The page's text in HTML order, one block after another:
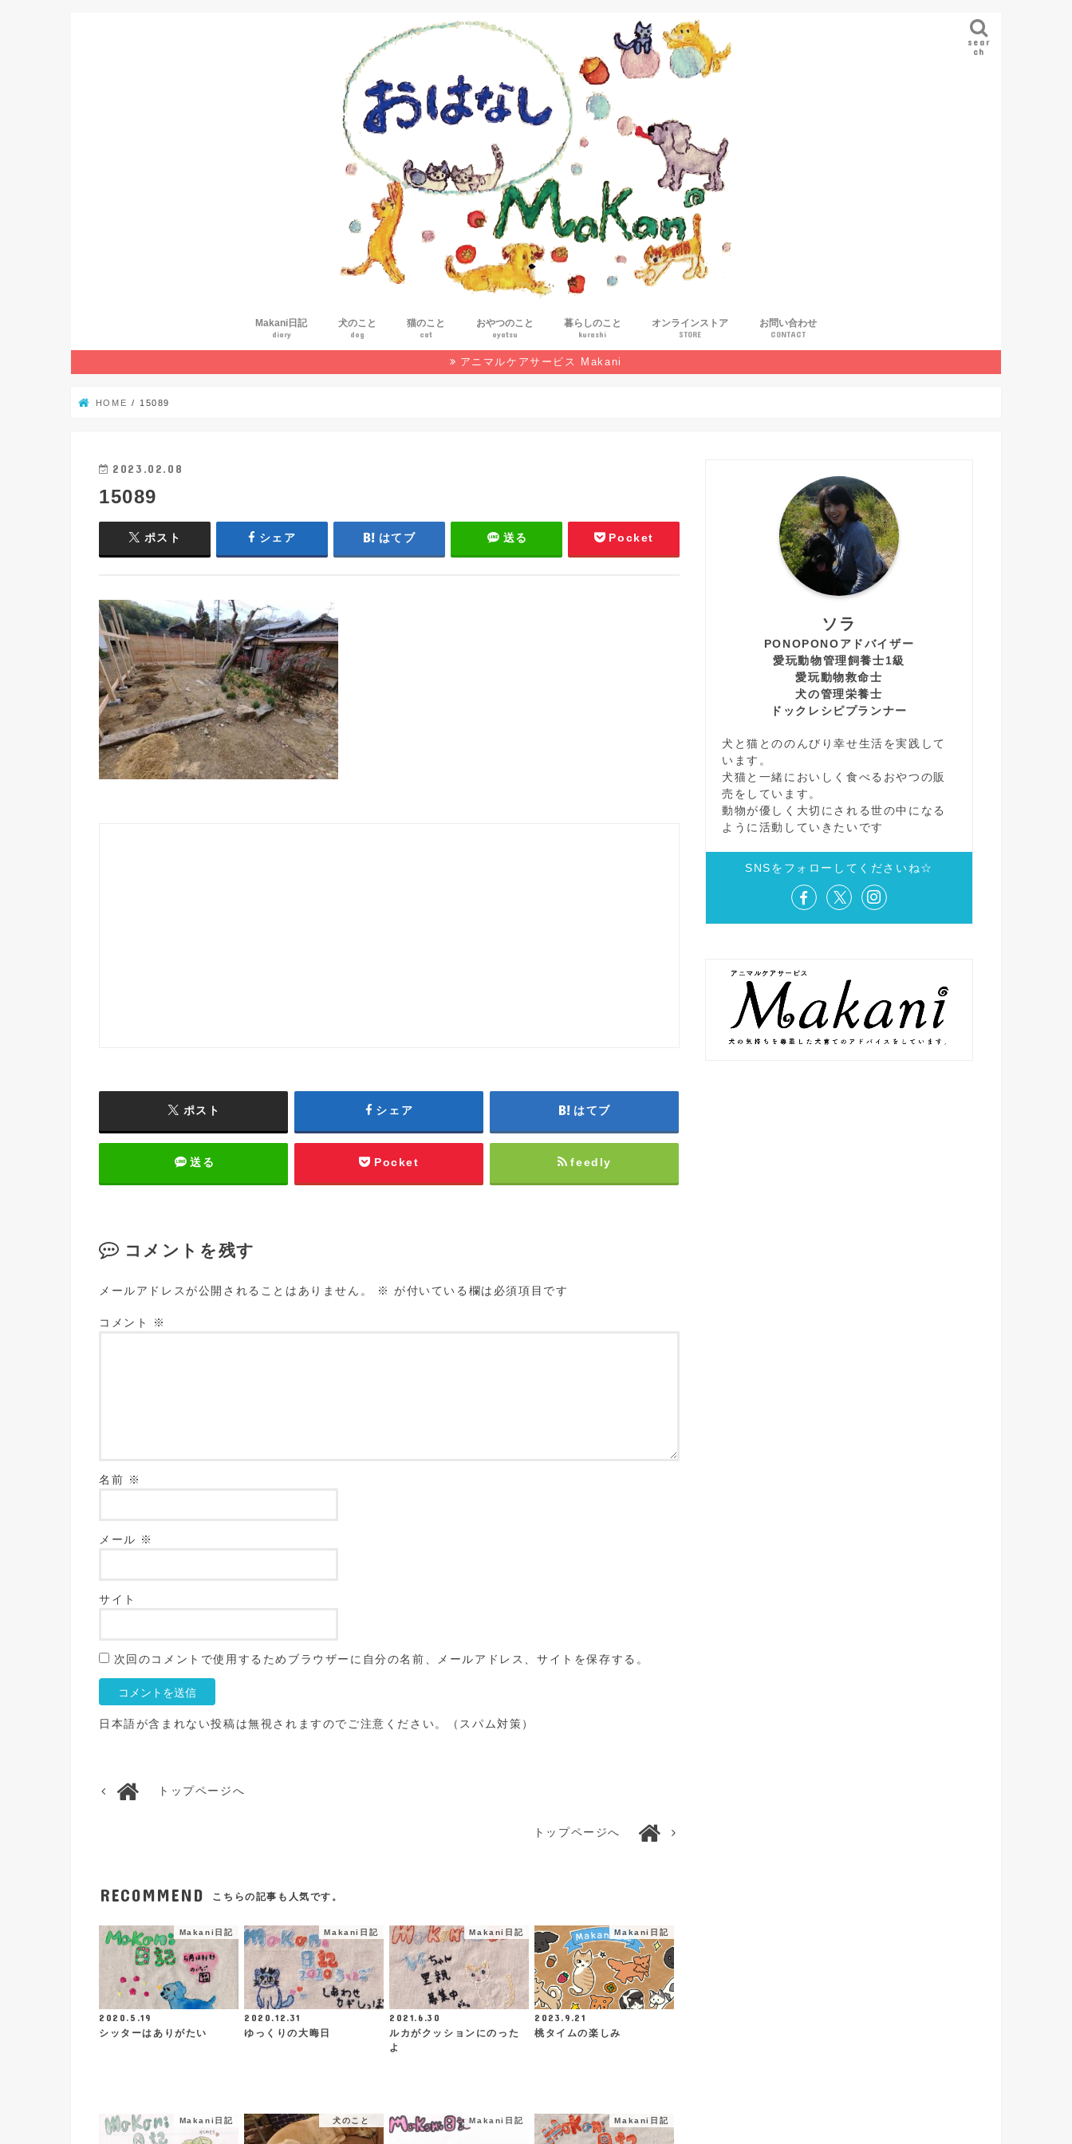
sear
ch
Makani日記
diary
犬のこと
dog
猫のこと
cat
おやつのこと
oyatsu
暮らしのこと
kurashi
野生生物
マンガ
本の感想
環境
オンラインストア
STORE
お問い合わせ
CONTACT
アニマルケアサービス Makani
HOME 15089
2023.02.08
15089
ポスト シェア はてブ 送る Pocket
ポスト シェア はてブ
送る Pocket feedly
コメントを残す
メールアドレスが公開されることはありません。 ※ が付いている欄は必須項目です
コメント ※
名前 ※
メール ※
サイト
次回のコメントで使用するためブラウザーに自分の名前、メールアドレス、サイトを保存する。
日本語が含まれない投稿は無視されますのでご注意ください。（スパム対策）
トップページへ
トップページへ
RECOMMEND こちらの記事も人気です。
Makani日記
2020.5.19
シッターはありがたい
Makani日記
2020.12.31
ゆっくりの大晦日
Makani日記
2021.6.30
ルカがクッションにのった
よ
Makani日記
2023.9.21
桃タイムの楽しみ
Makani日記 犬のこと Makani日記 Makani日記
ソラ
PONOPONOアドバイザー
愛玩動物管理飼養士1級
愛玩動物救命士
犬の管理栄養士
ドックレシピプランナー
犬と猫とののんびり幸せ生活を実践して
います。
犬猫と一緒においしく食べるおやつの販
売をしています。
動物が優しく大切にされる世の中になる
ように活動していきたいです
SNSをフォローしてくださいね☆